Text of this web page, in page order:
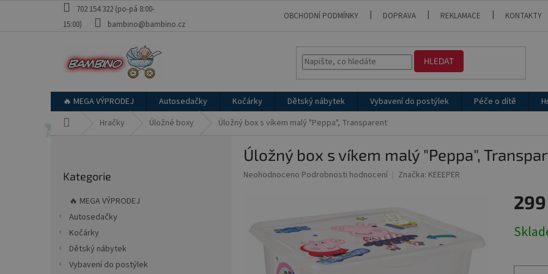
702 154 322 (po-pá 8:00-
15:00)
bambino@bambino.cz
OBCHODNÍ PODMÍNKY DOPRAVA REKLAMACE KONTAKTY
HLEDAT
🔥 MEGA VÝPRODEJ Autosedačky Kočárky Dětský nábytek Vybavení do postýlek Péče o dítě
Hračky Úložné boxy Úložný box s víkem malý "Peppa", Transparent
kategorie
Kategorie
🔥 MEGA VÝPRODEJ
Autosedačky
Kočárky
Dětský nábytek
Vybavení do postýlek
Úložný box s víkem malý "Peppa",
Průměrné
hvězdiček.
Neohodnoceno Podrobnosti hodnocení Značka: KEEEPER
cena: